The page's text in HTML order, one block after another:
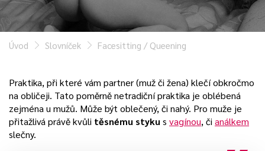
Úvod Slovníček Facesitting / Queening
Praktika, při které vám partner (muž či žena) klečí obkročmo
na obličeji. Tato poměrně netradiční praktika je oblébená
zejména u mužů. Může být oblečený, či nahý. Pro muže je
přitažlivá právě kvůli těsnému styku s vagínou, či análkem
slečny.